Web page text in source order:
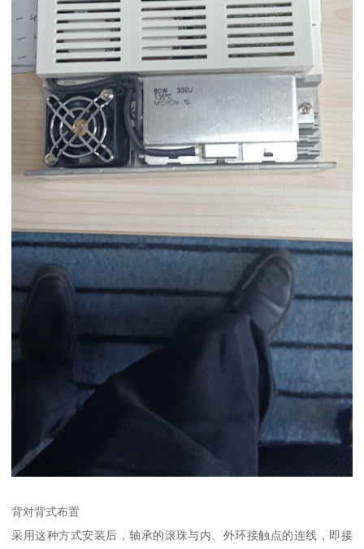
背对背式布置
采用这种方式安装后，轴承的滚珠与内、外环接触点的连线，即接